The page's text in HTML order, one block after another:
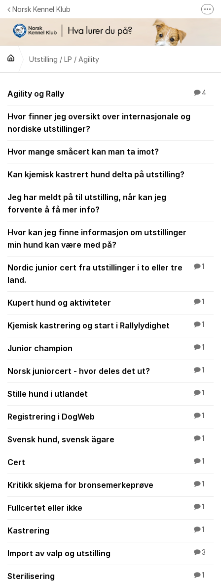
Gå til innhold
Norsk Kennel Klub
Følg oss på Facebook
Følg oss på Instagram
Utstilling / LP / Agility
Utstilling / LP /
Agility og Rally 4
Hvor finner jeg oversikt over internasjonale og
nordiske utstillinger?
Hvor mange småcert kan man ta imot?
Kan kjemisk kastrert hund delta på utstilling?
Jeg har meldt på til utstilling, når kan jeg
forvente å få mer info?
Hvor kan jeg finne informasjon om utstillinger
min hund kan være med på?
Nordic junior cert fra utstillinger i to eller tre
land.
1
Kupert hund og aktiviteter 1
Kjemisk kastrering og start i Rallylydighet 1
Junior champion 1
Norsk juniorcert - hvor deles det ut? 1
Stille hund i utlandet 1
Registrering i DogWeb 1
Svensk hund, svensk ägare 1
Cert 1
Kritikk skjema for bronsemerkeprøve 1
Fullcertet eller ikke 1
Kastrering 1
Import av valp og utstilling 3
Sterilisering 1